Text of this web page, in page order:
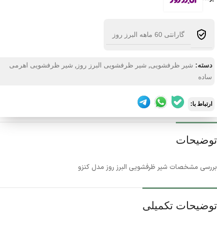
گارانتی 60 ماهه البرز روز
دسته: شیر ظرفشویی, شیر ظرفشویی البرز روز , شیر ظرفشویی اهرمی
ساده
ارتباط با:
توضیحات
بررسی مشخصات شیر ظرفشویی البرز روز مدل کنزو
توضیحات تکمیلی